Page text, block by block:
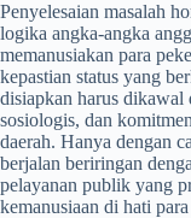
Penyelesaian masalah
logika angka-angka
memanusiakan para
kepastian status yang
disiapkan harus dikawal
sosiologis, dan
daerah. Hanya dengan
berjalan beriringan
pelayanan publik yang
kemanusiaan di hati